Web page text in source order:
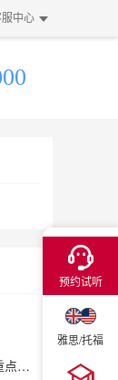
中心
！
预约试听
雅思/托福
×